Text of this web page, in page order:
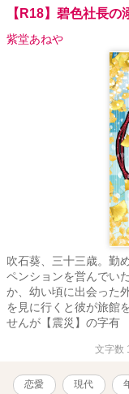
【R18】碧色社長
紫堂あねや
吹石葵、三十三歳。勤
ペンションを営んでい
か、幼い頃に出会った
を見に行くと彼が旅
せんが【震災】の字有
文字数
恋愛 現代